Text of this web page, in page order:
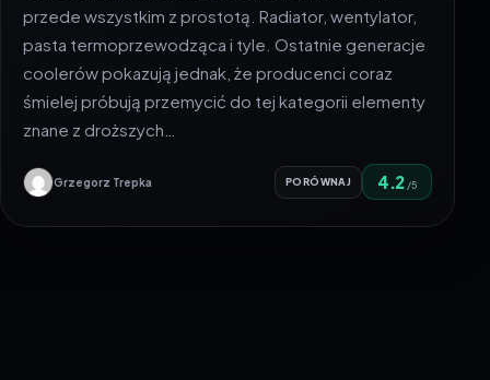
przede wszystkim z prostotą. Radiator, wentylator,
pasta termoprzewodząca i tyle. Ostatnie generacje
coolerów pokazują jednak, że producenci coraz
śmielej próbują przemycić do tej kategorii elementy
znane z droższych…
Grzegorz Trepka PORÓWNAJ 4.2 /5